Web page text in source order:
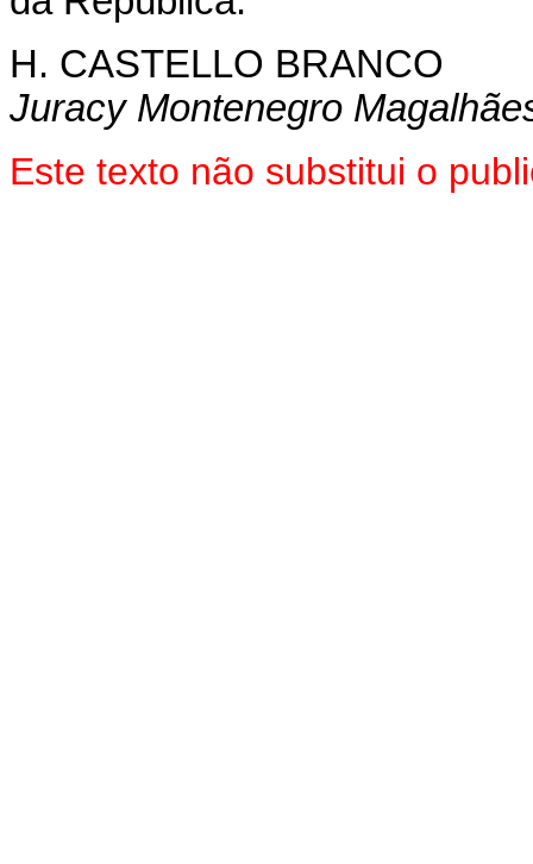
H. CASTELLO BRANCO
Juracy Montenegro
Este texto não substitui o